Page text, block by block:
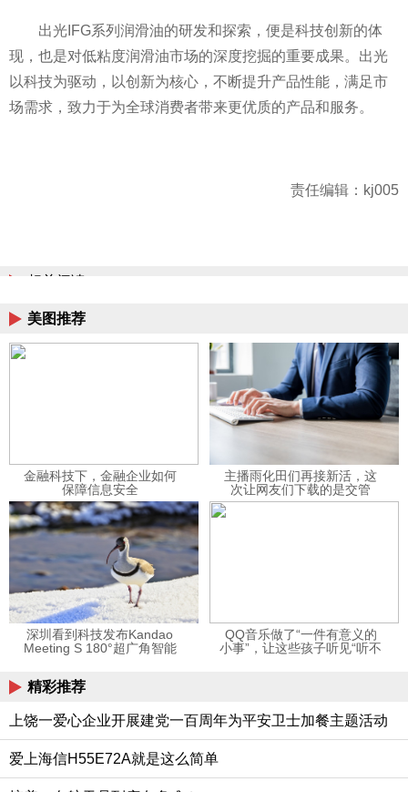
出光IFG系列润滑油的研发和探索，便是科技创新的体
现，也是对低粘度润滑油市场的深度挖掘的重要成果。出光
以科技为驱动，以创新为核心，不断提升产品性能，满足市
场需求，致力于为全球消费者带来更优质的产品和服务。
责任编辑：kj005
相关阅读
美图推荐
金融科技下，金融企业如何
保障信息安全
主播雨化田们再接新活，这
次让网友们下载的是交管
12123APP
深圳看到科技发布Kandao
Meeting S 180°超广角智能
QQ音乐做了“一件有意义的
小事”，让这些孩子听见“听不
精彩推荐
上饶一爱心企业开展建党一百周年为平安卫士加餐主题活动
爱上海信H55E72A就是这么简单